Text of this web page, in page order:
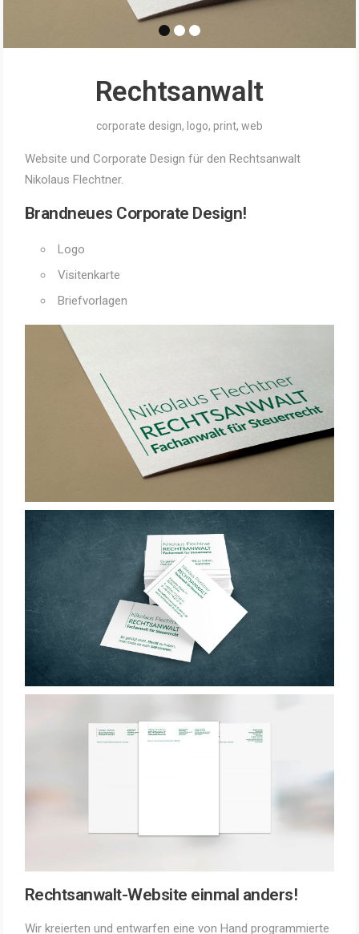
Rechtsanwalt
corporate design, logo, print, web
Website und Corporate Design für den Rechtsanwalt
Nikolaus Flechtner.
Brandneues Corporate Design!
Logo
Visitenkarte
Briefvorlagen
Rechtsanwalt-Website einmal anders!
Wir kreierten und entwarfen eine von Hand programmierte